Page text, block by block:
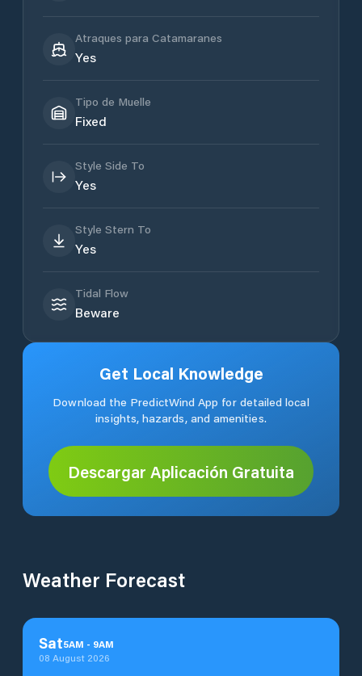
Atraques para Catamaranes
Yes
Tipo de Muelle
Fixed
Style Side To
Yes
Style Stern To
Yes
Tidal Flow
Beware
Get Local Knowledge
Download the PredictWind App for detailed local
insights, hazards, and amenities.
Descargar Aplicación Gratuita
Weather Forecast
Sat5AM - 9AM
08 August 2026